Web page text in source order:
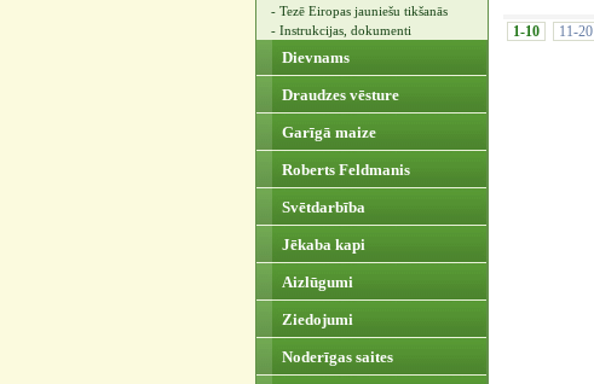
- Tezē Eiropas jauniešu tikšanās
- Instrukcijas, dokumenti
Dievnams
Draudzes vēsture
Garīgā maize
Roberts Feldmanis
Svētdarbība
Jēkaba kapi
Aizlūgumi
Ziedojumi
Noderīgas saites
1-10 11-20